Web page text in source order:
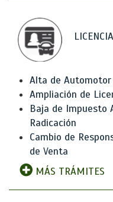
Alta de Automotor
Ampliación de
Baja de Impuesto
Radicación
Cambio de
de Venta
MÁS TRÁMITES